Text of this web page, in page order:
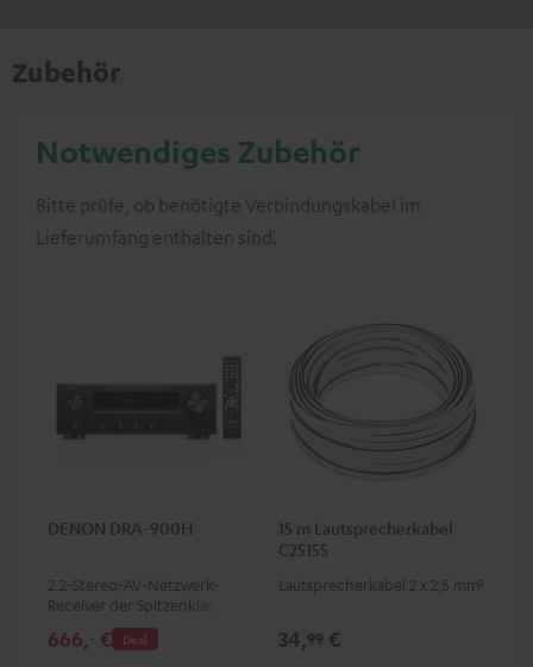
Zubehör
Notwendiges Zubehör
Bitte prüfe, ob benötigte Verbindungskabel im
Lieferumfang enthalten sind.
DENON DRA-900H
2.2-Stereo-AV-Netzwerk-
Receiver der Spitzenklasse mit
145 Watt pro Kanal an 6 Ohm,
USB-Playback sowie weitere
Deal
666,‐ €
15 m Lautsprecherkabel
C2515S
Lautsprecherkabel 2 x 2,5 mm²
34,99 €